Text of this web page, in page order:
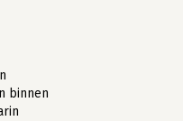
binnen